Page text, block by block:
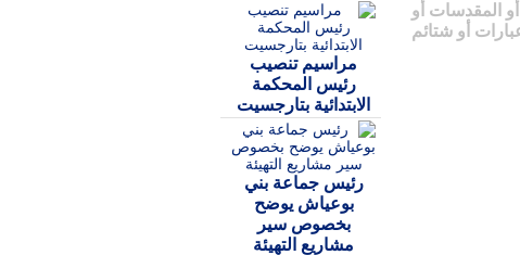
المقدسات أو
أو شتائم
مراسيم تنصيب
رئيس المحكمة
الابتدائية بتارجسيت
رئيس جماعة بني
بوعياش يوضح
بخصوص سير
مشاريع التهيئة